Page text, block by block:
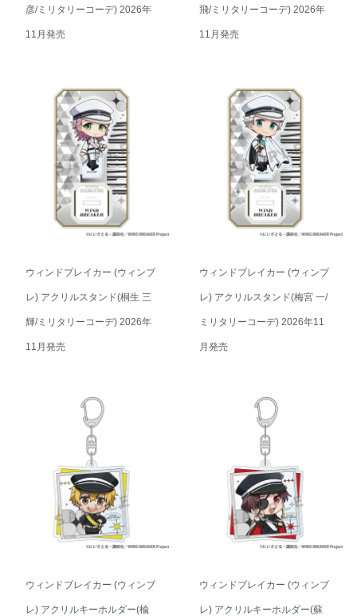
彦/ミリタリーコーデ) 2026年
11月発売
飛/ミリタリーコーデ) 2026年
11月発売
ウィンドブレイカー (ウィンブ
レ) アクリルスタンド(桐生 三
輝/ミリタリーコーデ) 2026年
11月発売
ウィンドブレイカー (ウィンブ
レ) アクリルスタンド(梅宮 一/
ミリタリーコーデ) 2026年11
月発売
ウィンドブレイカー (ウィンブ
レ) アクリルキーホルダー(楡
ウィンドブレイカー (ウィンブ
レ) アクリルキーホルダー(蘇